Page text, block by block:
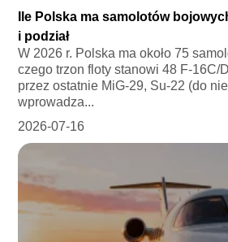
Ile Polska ma samolotów
i podział
W 2026 r. Polska ma około 75
czego trzon floty stanowi 48 F-16C/
przez ostatnie MiG-29, Su-22 (do
wprowadza...
2026-07-16